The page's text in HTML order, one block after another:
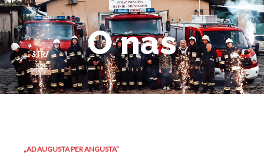
O nas
„AD AUGUSTA PER ANGUSTA”